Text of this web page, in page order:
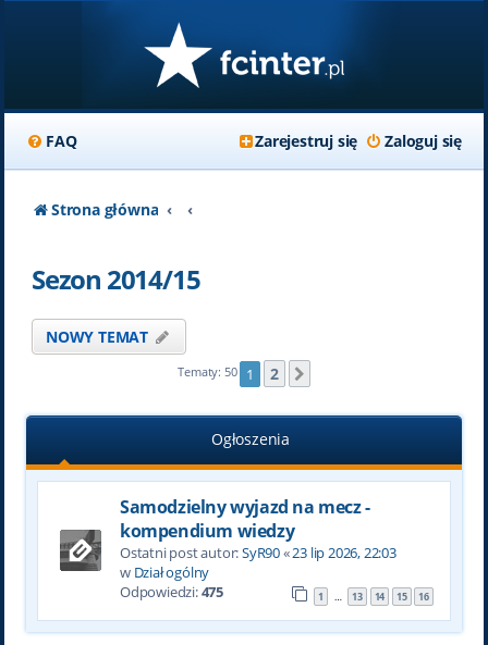
FAQ Zaloguj się
Zarejestruj się
Strona główna
Sezon 2014/15
NOWY TEMAT
Tematy: 50 1 2
Ogłoszenia
Samodzielny wyjazd na mecz -
kompendium wiedzy
Ostatni post autor:SyR90«23 lip 2026, 22:03
w Dział ogólny
Odpowiedzi:475 1 … 13 14 15 16